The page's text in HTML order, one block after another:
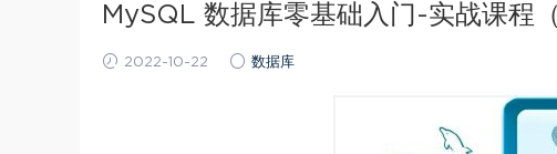
MySQL 数据库零基础入门-实战课程
2022-10-22 数据库